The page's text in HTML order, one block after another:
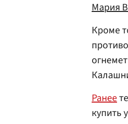
Мария
Кроме
Ранее
купить